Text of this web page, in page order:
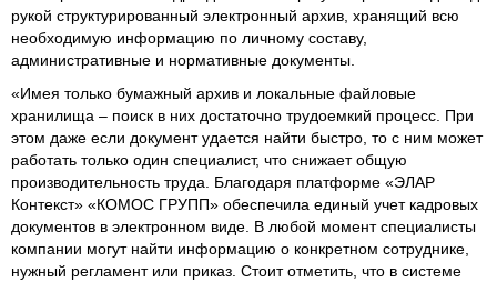
рукой структурированный электронный архив, хранящий всю
необходимую информацию по личному составу,
административные и нормативные документы.
«Имея только бумажный архив и локальные файловые
хранилища – поиск в них достаточно трудоемкий процесс. При
этом даже если документ удается найти быстро, то с ним может
работать только один специалист, что снижает общую
производительность труда. Благодаря платформе «ЭЛАР
Контекст» «КОМОС ГРУПП» обеспечила единый учет кадровых
документов в электронном виде. В любой момент специалисты
компании могут найти информацию о конкретном сотруднике,
нужный регламент или приказ. Стоит отметить, что в системе